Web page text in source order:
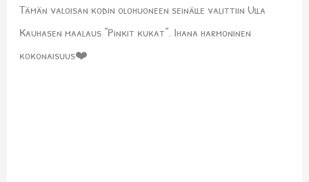
Tämän valoisan kodin olohuoneen seinälle valittiin Ulla
Kauhasen maalaus ”Pinkit kukat”. Ihana harmoninen
kokonaisuus❤️